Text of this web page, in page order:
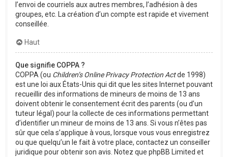
l’envoi de courriels aux autres membres, l’adhésion à des
groupes, etc. La création d’un compte est rapide et vivement
conseillée.
Haut
Que signifie COPPA ?
COPPA (ou Children’s Online Privacy Protection Actde 1998)
est une loi aux États-Unis qui dit que les sites Internet pouvant
recueillir des informations de mineurs de moins de 13 ans
doivent obtenir le consentement écrit des parents (ou d’un
tuteur légal) pour la collecte de ces informations permettant
d’identifier un mineur de moins de 13 ans. Si vous n’êtes pas
sûr que cela s’applique à vous, lorsque vous vous enregistrez
ou que quelqu’un le fait à votre place, contactez un conseiller
juridique pour obtenir son avis. Notez que phpBB Limited et